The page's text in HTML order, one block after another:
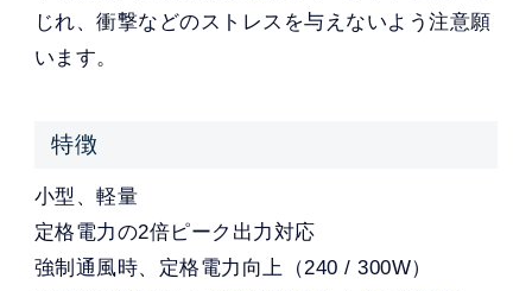
じれ、衝撃などのストレスを与えないよう注意願
います。
特徴
小型、軽量
定格電力の2倍ピーク出力対応
強制通風時、定格電力向上（240 / 300W）